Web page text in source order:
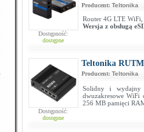
Dostępność:
dostępne
Producent: Teltonika
Router 4G LTE
Wersja z obsługą
Dostępność:
dostępne
Teltonika
Producent: Teltonika
Solidny i wydajny
dwuzakresowe WiFi
256 MB pamięci